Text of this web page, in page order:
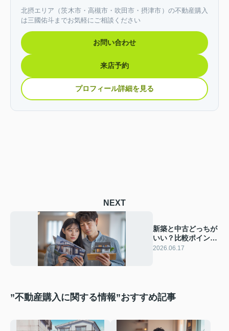
北摂エリア（茨木市・高槻市・吹田市・摂津市）の不動産購入
は三國佑斗までお気軽にご相談ください
お問い合わせ
来店予約
プロフィール詳細を見る
NEXT
新築と中古どっちが
いい？比較ポイント
を押さえて自分に合
2026.06.17
”不動産購入に関する情報”おすすめ記事